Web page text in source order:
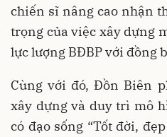
chiến sĩ nâng cao nhận
trọng của việc xây dựng
lực lượng BĐBP với đồng
Cùng với đó, Đồn Biên
xây dựng và duy trì mô
có đạo sống “Tốt đời,